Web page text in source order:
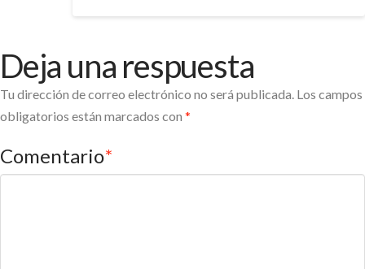
Deja una respuesta
Tu dirección de correo electrónico no será publicada. Los campos
obligatorios están marcados con *
Comentario*